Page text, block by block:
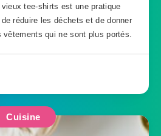
tee-shirts est une pratique
réduire les déchets et de donner
vêtements qui ne sont plus portés.
Cuisine